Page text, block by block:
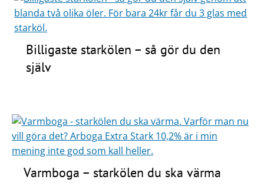
Billigaste starkölen – så gör du den
själv
Varmboga – starkölen du ska värma